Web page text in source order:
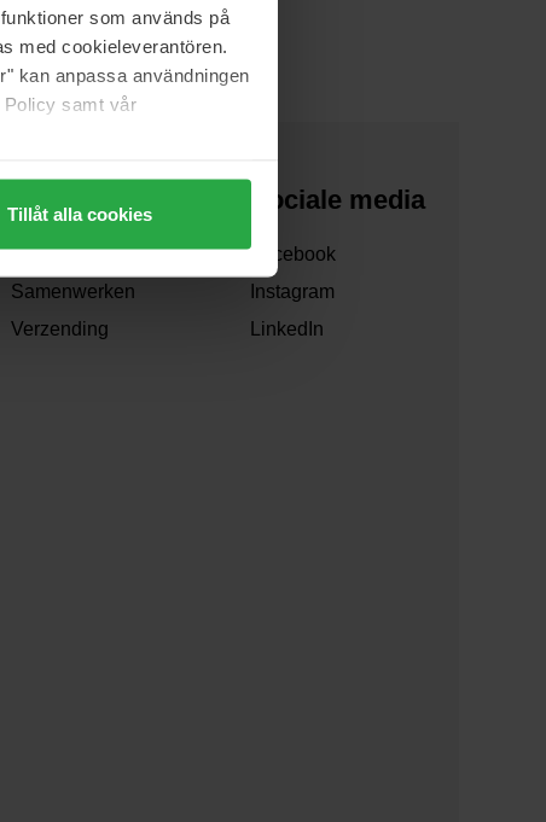
som används på
med cookieleverantören.
kan anpassa användningen
samt vår
Tillåt alla cookies
Over ons
Over ons
Samenwerken
Verzending
Sociale media
Facebook
Instagram
LinkedIn